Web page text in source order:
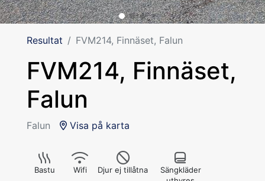
Resultat FVM214, Finnäset, Falun
FVM214, Finnäset,
Falun
Falun Visa på karta
Bastu Wifi Djur ej tillåtna
Sängkläder